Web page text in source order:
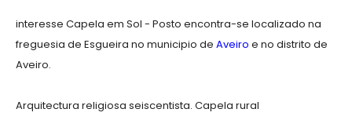
interesse Capela em Sol - Posto encontra-se localizado na
freguesia de Esgueira no municipio de Aveiro e no distrito de
Aveiro.
Arquitectura religiosa seiscentista. Capela rural